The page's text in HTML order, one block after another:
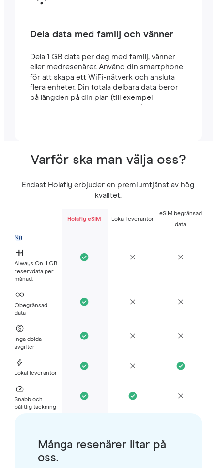
Dela data med familj och vänner
Dela 1 GB data per dag med familj, vänner
eller medresenärer. Använd din smartphone
för att skapa ett WiFi-nätverk och ansluta
flera enheter. Din totala delbara data beror
på längden på din plan (till exempel
inkluderar en 7-dagarsplan 7 GB).
Varför ska man välja oss?
Endast Holafly erbjuder en premiumtjänst av hög
kvalitet.
Holafly eSIM Lokal leverantör
eSIM begränsad
data
Ny
Always On: 1 GB
reservdata per
månad.
Obegränsad
data
Inga dolda
avgifter
Lokal leverantör
Snabb och
pålitlig täckning
Många resenärer litar på
oss.